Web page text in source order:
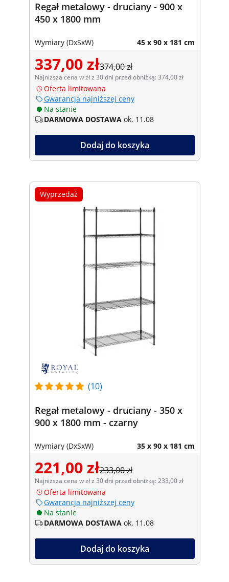
Regał metalowy - druciany - 900 x
450 x 1800 mm
Wymiary (DxSxW) 45 x 90 x 181 cm
337,00 zł374,00 zł
Najniższa cena w zł z 30 dni przed obniżką: 374,00 zł
Oferta limitowana
Gwarancja najniższej ceny
Na stanie
DARMOWA DOSTAWA ok. 11.08
Dodaj do koszyka
Wyprzedaż
(10)
Regał metalowy - druciany - 350 x
900 x 1800 mm - czarny
Wymiary (DxSxW) 35 x 90 x 181 cm
221,00 zł233,00 zł
Najniższa cena w zł z 30 dni przed obniżką: 233,00 zł
Oferta limitowana
Gwarancja najniższej ceny
Na stanie
DARMOWA DOSTAWA ok. 11.08
Dodaj do koszyka